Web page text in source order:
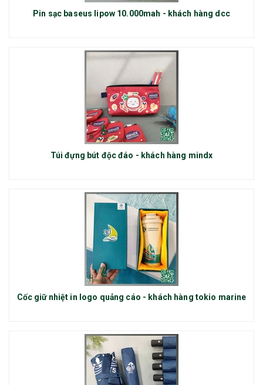
Pin sạc baseus lipow 10.000mah - khách hàng dcc
Túi đựng bút độc đáo - khách hàng mindx
Cốc giữ nhiệt in logo quảng cáo - khách hàng tokio marine